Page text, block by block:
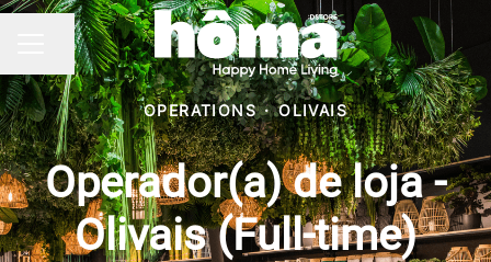
MENU DE CARREIRAS
Partilhar página
OPERATIONS · OLIVAIS
Operador(a) de loja -
Olivais (Full-time)